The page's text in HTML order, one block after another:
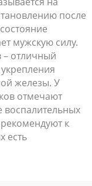
после
мужскую силу.
– отличный
железы. У
отмечают
воспалительных
к
есть